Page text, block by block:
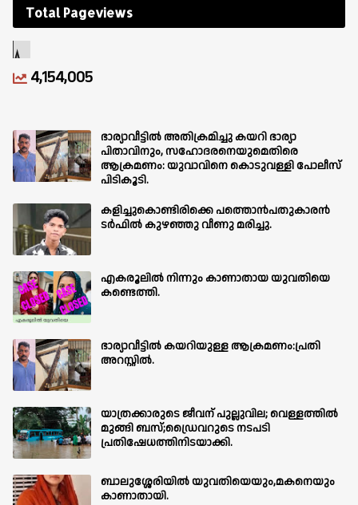
Total Pageviews
4,154,005
ഭാര്യാവീട്ടിൽ അതിക്രമിച്ചു കയറി ഭാര്യാ
പിതാവിനും, സഹോദരനെയുമെതിരെ
ആക്രമണം: യുവാവിനെ കൊടുവള്ളി പോലീസ്
പിടികൂടി.
കളിച്ചുകൊണ്ടിരിക്കെ പത്തൊൻപതുകാരൻ
ടർഫിൽ കുഴഞ്ഞു വീണു മരിച്ചു.
എകരൂലിൽ നിന്നും കാണാതായ യുവതിയെ
കണ്ടെത്തി.
ഭാര്യാവീട്ടിൽ കയറിയുള്ള ആക്രമണം:പ്രതി
അറസ്റ്റിൽ.
യാത്രക്കാരുടെ ജീവന് പുല്ലുവില; വെള്ളത്തിൽ
മുങ്ങി ബസ്;ഡ്രൈവറുടെ നടപടി
പ്രതിഷേധത്തിനിടയാക്കി.
ബാലുശ്ശേരിയില്‍ യുവതിയെയും,മകനെയും
കാണാതായി.